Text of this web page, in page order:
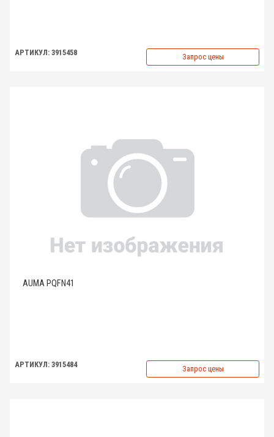
АРТИКУЛ: 3915458 Запрос цены
AUMA PQFN41
АРТИКУЛ: 3915484 Запрос цены